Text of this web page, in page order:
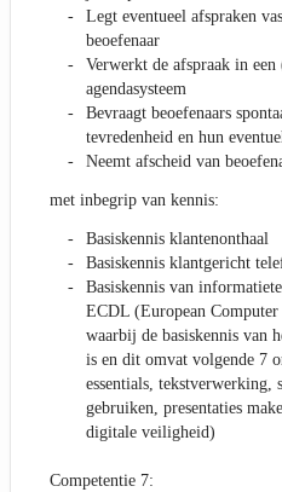
Legt eventueel afspraken
beoefenaar
Verwerkt de afspraak in
agendasysteem
Bevraagt beoefenaars
tevredenheid en hun
Neemt afscheid van
met inbegrip van kennis:
Basiskennis klantenonthaal
Basiskennis klantgericht
Basiskennis van
ECDL (European
waarbij de basiskennis van
is en dit omvat volgende 7
essentials, tekstverwerking,
gebruiken, presentaties
digitale veiligheid)
Competentie 7: